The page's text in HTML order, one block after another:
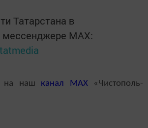
Татарстана в
мессенджере MАХ:
на наш канал MAX«Чистополь-